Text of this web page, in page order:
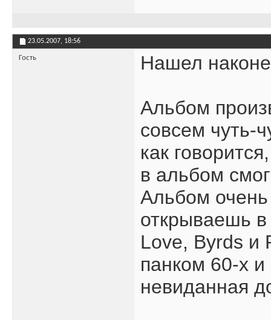
23.05.2007, 18:56
Гость Нашел
Альбом
совсем чуть-
как
в альбом
Альбом
открываешь
Love, Byrds и
панком 60-х
невиданная